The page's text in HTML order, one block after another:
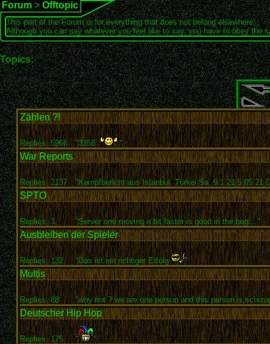
Forum > Offtopic
This part of the Forum is for everything that does not belong elsewhere.
Although you can say whatever you feel like to say, you have to obey the
Topics:
Zählen ?!
Replies: 5966 "3358 "
War Reports
Replies: 2137 "Kampfbericht aus Istanbul, Türkei Sa, 9.1.21 5:05:21
SPTO
Replies: 3 "Server one moving a bit faster is good in the begi..."
Ausbleiben der Spieler
Replies: 132 "Das ist ein richtiger Erfolg "
Multis
Replies: 88 "why not ? we are one person and this person is
Deutscher Hip Hop
Replies: 175 " "